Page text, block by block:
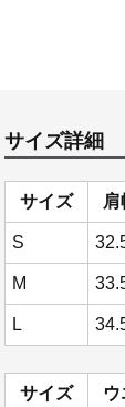
サイズ詳細
サイズ
S
M
L
サイズ